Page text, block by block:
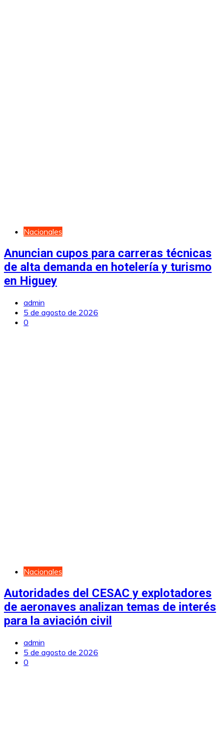
Nacionales
Anuncian cupos para carreras técnicas
de alta demanda en hotelería y turismo
en Higuey
admin
5 de agosto de 2026
0
Nacionales
Autoridades del CESAC y explotadores
de aeronaves analizan temas de interés
para la aviación civil
admin
5 de agosto de 2026
0